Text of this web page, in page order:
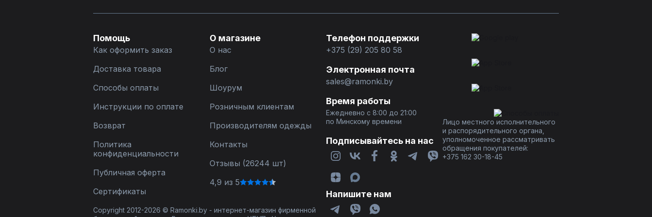
Помощь
Как оформить заказ
Доставка товара
Способы оплаты
Инструкции по оплате
Возврат
Политика
конфиденциальности
Публичная оферта
Сертификаты
О магазине
О нас
Блог
Шоурум
Розничным клиентам
Производителям одежды
Контакты
Отзывы (26244 шт)
4,9 из 5
Телефон поддержки
+375 (29) 205 80 58
Электронная почта
sales@ramonki.by
Время работы
Ежедневно с 8:00 до 21:00
по Минскому времени
Подписывайтесь на нас
Напишите нам
Лицо местного исполнительного
и распорядительного органа,
уполномоченное рассматривать
обращения покупателей:
+375 162 30-18-45
Copyright 2012-2026 © Ramonki.by - интернет-магазин фирменной